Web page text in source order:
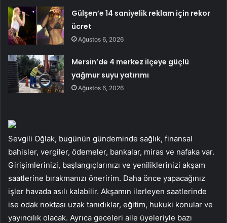
Gülşen’e 14 saniyelik reklam için rekor
ücret
Ağustos 6, 2026
Mersin’de 4 merkez ilçeye güçlü
yağmur suyu yatırımı
Ağustos 6, 2026
Sevgili Oğlak, bugünün gündeminde sağlık, finansal
bahisler, vergiler, ödemeler, bankalar, miras ve nafaka var.
Girişimlerinizi, başlangıçlarınızı ve yeniliklerinizi akşam
saatlerine bırakmanızı öneririm. Daha önce yapacağınız
işler havada asılı kalabilir. Akşamın ilerleyen saatlerinde
ise odak noktası uzak tanıdıklar, eğitim, hukuki konular ve
yayıncılık olacak. Ayrıca geceleri aile üyeleriyle bazı